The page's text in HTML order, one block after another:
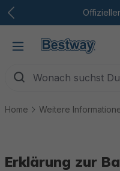
Zum Hauptinhalt
Home Weitere
Erklärung zur